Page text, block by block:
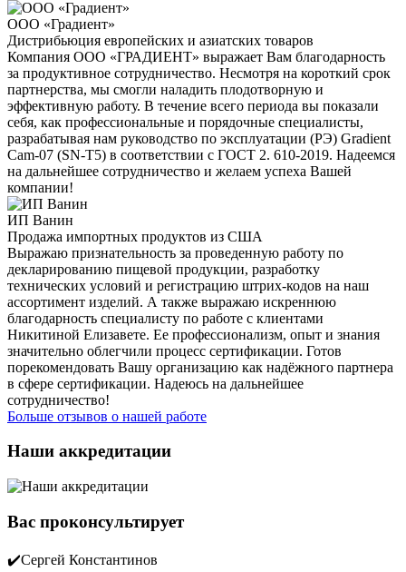
ООО «Градиент»
Дистрибьюция европейских и азиатских товаров
Компания ООО «ГРАДИЕНТ» выражает Вам благодарность
за продуктивное сотрудничество. Несмотря на короткий срок
партнерства, мы смогли наладить плодотворную и
эффективную работу. В течение всего периода вы показали
себя, как профессиональные и порядочные специалисты,
разрабатывая нам руководство по эксплуатации (РЭ) Gradient
Cam-07 (SN-T5) в соответствии с ГОСТ 2. 610-2019. Надеемся
на дальнейшее сотрудничество и желаем успеха Вашей
компании!
ИП Ванин
Продажа импортных продуктов из США
Выражаю признательность за проведенную работу по
декларированию пищевой продукции, разработку
технических условий и регистрацию штрих-кодов на наш
ассортимент изделий. А также выражаю искреннюю
благодарность специалисту по работе с клиентами
Никитиной Елизавете. Ее профессионализм, опыт и знания
значительно облегчили процесс сертификации. Готов
порекомендовать Вашу организацию как надёжного партнера
в сфере сертификации. Надеюсь на дальнейшее
сотрудничество!
Больше отзывов о нашей работе
Наши аккредитации
Вас проконсультирует
✔️Сергей Константинов